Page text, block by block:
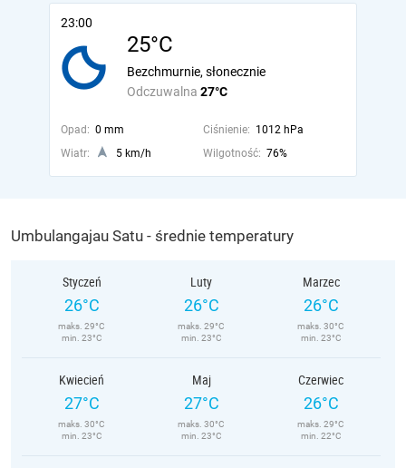
23:00
25°C
Odczuwalna 27°C
Bezchmurnie, słonecznie
Opad: 0 mm Ciśnienie: 1012 hPa
Wiatr:
5 km/h Wilgotność: 76%
Umbulangajau Satu - średnie temperatury
Styczeń
26°C
maks. 29°C
min. 23°C
Luty
26°C
maks. 29°C
min. 23°C
Marzec
26°C
maks. 30°C
min. 23°C
Kwiecień
27°C
maks. 30°C
min. 23°C
Maj
27°C
maks. 30°C
min. 23°C
Czerwiec
26°C
maks. 29°C
min. 22°C